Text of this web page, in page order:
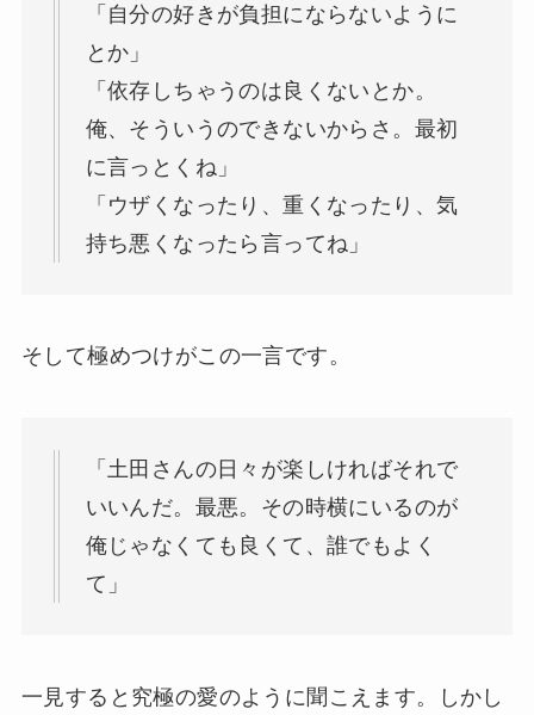
「自分の好きが負担にならないように
とか」
「依存しちゃうのは良くないとか。
俺、そういうのできないからさ。最初
に言っとくね」
「ウザくなったり、重くなったり、気
持ち悪くなったら言ってね」
そして極めつけがこの一言です。
「土田さんの日々が楽しければそれで
いいんだ。最悪。その時横にいるのが
俺じゃなくても良くて、誰でもよく
て」
一見すると究極の愛のように聞こえます。しかし